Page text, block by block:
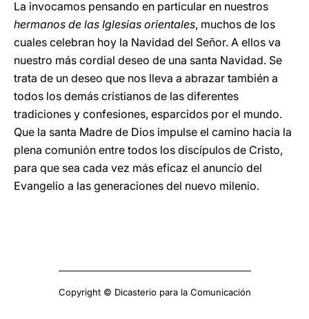
La invocamos pensando en particular en nuestros
hermanos de las Iglesias orientales, muchos de los
cuales celebran hoy la Navidad del Señor. A ellos va
nuestro más cordial deseo de una santa Navidad. Se
trata de un deseo que nos lleva a abrazar también a
todos los demás cristianos de las diferentes
tradiciones y confesiones, esparcidos por el mundo.
Que la santa Madre de Dios impulse el camino hacia la
plena comunión entre todos los discípulos de Cristo,
para que sea cada vez más eficaz el anuncio del
Evangelio a las generaciones del nuevo milenio.
Copyright © Dicasterio para la Comunicación